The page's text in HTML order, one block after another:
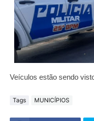
Veículos estão sendo
Tags MUNICÍPIOS